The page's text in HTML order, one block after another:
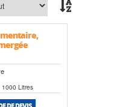
1000 Litres